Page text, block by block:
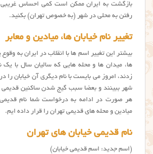
بازگشت به ایران ممکن است کمی احساس
رفتن به محلی در شهر (به خصوص تهران) بکنید.
تغییر نام خیابان ها، میادین و معابر
بیشتر این تغییر اسم ها با انقلاب در ایران به
ها، میدان ها و محله هایی که سالیان سال با
زدند، امروز می بایست با نام دیگری آن خیابان را
شهر ببینند و بعضا سبب گیج شدن ساکنین
هر صورت در ادامه به درخواست شما نام قدیمی
میادین و محله های قدیمی تهران را قرار داده ایم.
نام قدیمی خیابان های تهران
(اسم جدید: اسم قدیمی خیابان)